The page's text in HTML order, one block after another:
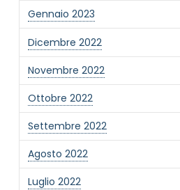
Gennaio 2023
Dicembre 2022
Novembre 2022
Ottobre 2022
Settembre 2022
Agosto 2022
Luglio 2022